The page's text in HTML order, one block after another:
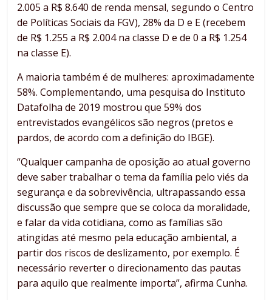
2.005 a R$ 8.640 de renda mensal, segundo o Centro
de Políticas Sociais da FGV), 28% da D e E (recebem
de R$ 1.255 a R$ 2.004 na classe D e de 0 a R$ 1.254
na classe E).
A maioria também é de mulheres: aproximadamente
58%. Complementando, uma pesquisa do Instituto
Datafolha de 2019 mostrou que 59% dos
entrevistados evangélicos são negros (pretos e
pardos, de acordo com a definição do IBGE).
“Qualquer campanha de oposição ao atual governo
deve saber trabalhar o tema da família pelo viés da
segurança e da sobrevivência, ultrapassando essa
discussão que sempre que se coloca da moralidade,
e falar da vida cotidiana, como as famílias são
atingidas até mesmo pela educação ambiental, a
partir dos riscos de deslizamento, por exemplo. É
necessário reverter o direcionamento das pautas
para aquilo que realmente importa”, afirma Cunha.